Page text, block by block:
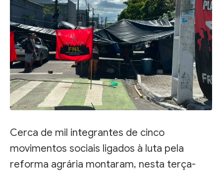
Cerca de mil integrantes de cinco
movimentos sociais ligados à luta pela
reforma agrária montaram, nesta terça-